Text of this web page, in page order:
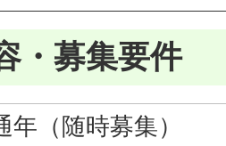
・募集要件
年（随時募集）